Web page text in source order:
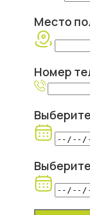
Место
Номер